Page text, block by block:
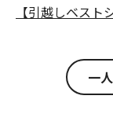
【引越しベス
一